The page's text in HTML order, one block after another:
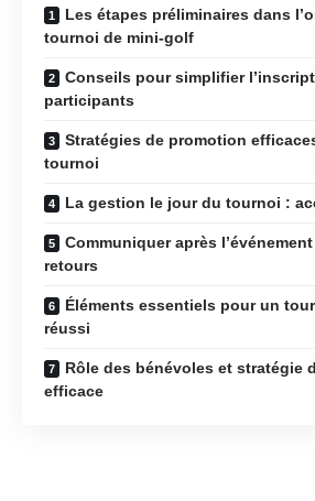
Les étapes préliminaires dans
tournoi de mini-golf
Conseils pour simplifier
participants
Stratégies de promotion
tournoi
La gestion le jour du tournoi :
Communiquer après
retours
Éléments essentiels pour un
réussi
Rôle des bénévoles et stratégie
efficace